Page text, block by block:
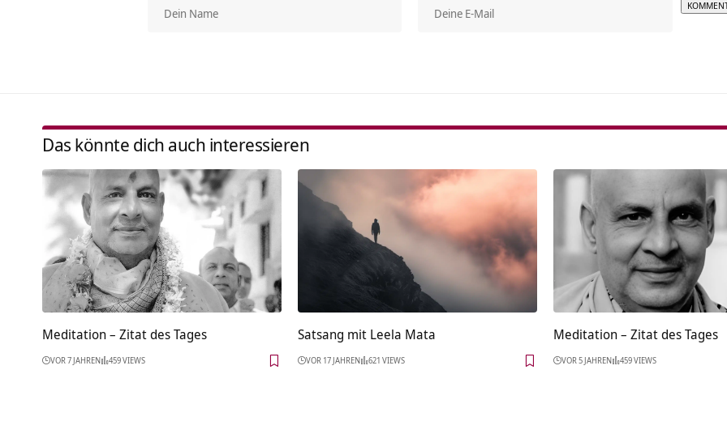
Das könnte dich auch interessieren
Meditation – Zitat des Tages
VOR 7 JAHREN 459 VIEWS
Satsang mit Leela Mata
VOR 17 JAHREN 621 VIEWS
Meditation – Zitat des Tages
VOR 5 JAHREN 459 VIEWS